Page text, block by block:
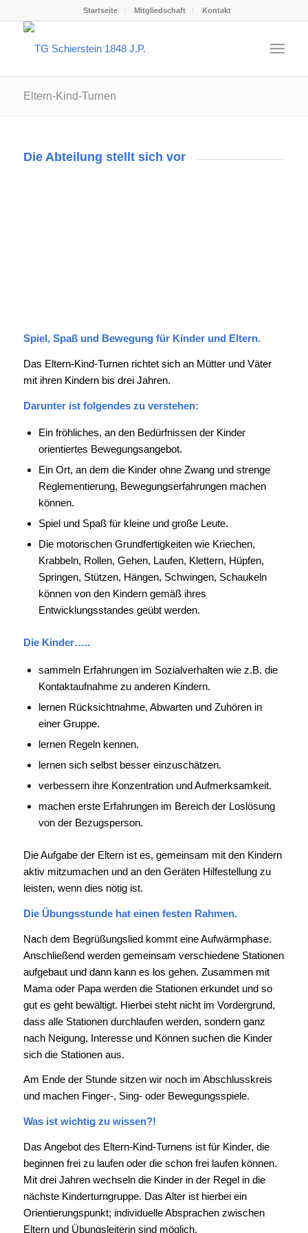
Startseite Mitgliedschaft Kontakt
Eltern-Kind-Turnen
Die Abteilung stellt sich vor
Spiel, Spaß und Bewegung für Kinder und Eltern.
Das Eltern-Kind-Turnen richtet sich an Mütter und Väter
mit ihren Kindern bis drei Jahren.
Darunter ist folgendes zu verstehen:
Ein fröhliches, an den Bedürfnissen der Kinder
orientiertes Bewegungsangebot.
Ein Ort, an dem die Kinder ohne Zwang und strenge
Reglementierung, Bewegungserfahrungen machen
können.
Spiel und Spaß für kleine und große Leute.
Die motorischen Grundfertigkeiten wie Kriechen,
Krabbeln, Rollen, Gehen, Laufen, Klettern, Hüpfen,
Springen, Stützen, Hängen, Schwingen, Schaukeln
können von den Kindern gemäß ihres
Entwicklungsstandes geübt werden.
Die Kinder…..
sammeln Erfahrungen im Sozialverhalten wie z.B. die
Kontaktaufnahme zu anderen Kindern.
lernen Rücksichtnahme, Abwarten und Zuhören in
einer Gruppe.
lernen Regeln kennen.
lernen sich selbst besser einzuschätzen.
verbessern ihre Konzentration und Aufmerksamkeit.
machen erste Erfahrungen im Bereich der Loslösung
von der Bezugsperson.
Die Aufgabe der Eltern ist es, gemeinsam mit den Kindern
aktiv mitzumachen und an den Geräten Hilfestellung zu
leisten, wenn dies nötig ist.
Die Übungsstunde hat einen festen Rahmen.
Nach dem Begrüßungslied kommt eine Aufwärmphase.
Anschließend werden gemeinsam verschiedene Stationen
aufgebaut und dann kann es los gehen. Zusammen mit
Mama oder Papa werden die Stationen erkundet und so
gut es geht bewältigt. Hierbei steht nicht im Vordergrund,
dass alle Stationen durchlaufen werden, sondern ganz
nach Neigung, Interesse und Können suchen die Kinder
sich die Stationen aus.
Am Ende der Stunde sitzen wir noch im Abschlusskreis
und machen Finger-, Sing- oder Bewegungsspiele.
Was ist wichtig zu wissen?!
Das Angebot des Eltern-Kind-Turnens ist für Kinder, die
beginnen frei zu laufen oder die schon frei laufen können.
Mit drei Jahren wechseln die Kinder in der Regel in die
nächste Kinderturngruppe. Das Alter ist hierbei ein
Orientierungspunkt; individuelle Absprachen zwischen
Eltern und Übungsleiterin sind möglich.